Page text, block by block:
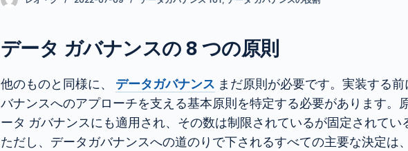
データ ガバナンスの 8 つの原則
他のものと同様に、 データガバナンス まだ原則が必要です。実装する
バナンスへのアプローチを支える基本原則を特定する必要があります。
ータ ガバナンスにも適用され、その数は制限されているが固定されてい
ただし、データガバナンスへの道のりで下されるすべての主要な決定は